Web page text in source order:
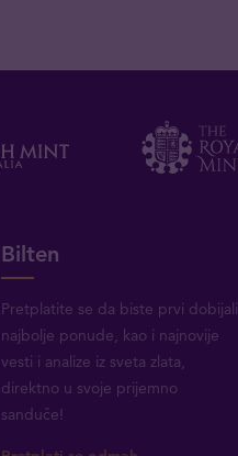
Bilten
Pretplatite se da biste prvi dobijali
najbolje ponude, kao i najnovije
vesti i analize iz sveta zlata,
direktno u svoje prijemno
sanduče!